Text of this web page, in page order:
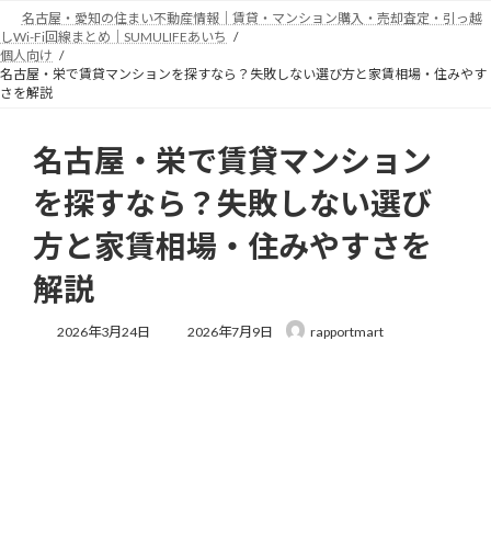
ン
テ
ン
ツ
ビ
ゲ
ー
シ
名古屋・愛知の住まい不動産情報｜賃貸・マンション購入・売却査定・引っ越
しWi-Fi回線まとめ｜SUMULIFEあいち
個人向け
名古屋・栄で賃貸マンションを探すなら？失敗しない選び方と家賃相場・住みやす
さを解説
名古屋・栄で賃貸マンション
を探すなら？失敗しない選び
方と家賃相場・住みやすさを
解説
2026年3月24日
最
2026年7月9日 rapportmart